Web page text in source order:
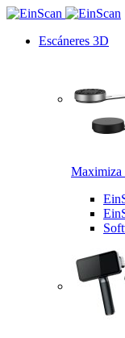
Escáneres 3D
Maximiza